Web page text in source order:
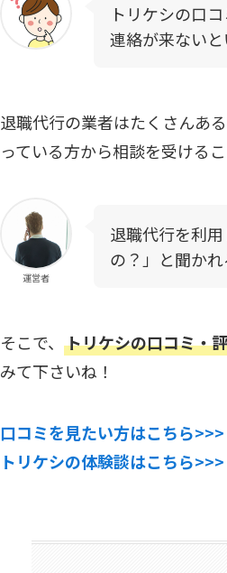
トリケシの口
連絡が来ない
退職代行の業者はたくさんある
っている方から相談を受ける
運営者
退職代行を利
の？」と聞か
そこで、 トリケシの口コミ・
みて下さいね！
口コミを見たい方はこちら>>>
トリケシの体験談はこちら>>>